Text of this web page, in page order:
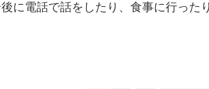
に電話で話をしたり、食事に行った